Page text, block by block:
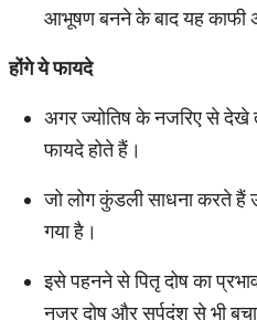
आभूषण बनने के बाद यह काफी
होंगेयेफायदे
अगर ज्योतिष के नजरिए से
फायदे होते हैं।
जो लोग कुंडली साधना करते हैं
गया है।
इसे पहनने से पितृ दोष का
नजर दोष और सर्पदंश से भी